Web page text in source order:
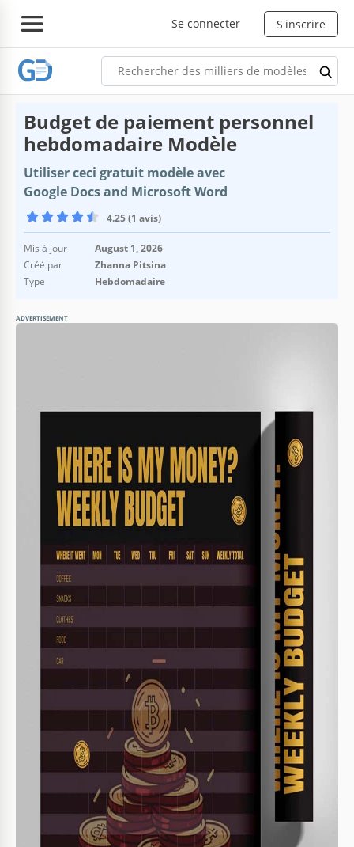
Se connecter S'inscrire
Budget de paiement personnel
hebdomadaire Modèle
Utiliser ceci gratuit modèle avec
Google Docs and Microsoft Word
4.25 (1 avis)
Mis à jour
August 1, 2026
Créé par
Zhanna Pitsina
Type
Hebdomadaire
ADVERTISEMENT